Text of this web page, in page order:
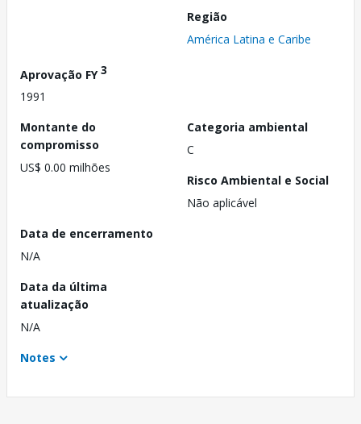
Região
América Latina e Caribe
Aprovação FY3
1991
Montante do
compromisso
US$ 0.00 milhões
Categoria ambiental
C
Risco Ambiental e Social
Não aplicável
Data de encerramento
N/A
Data da última
atualização
N/A
Notes